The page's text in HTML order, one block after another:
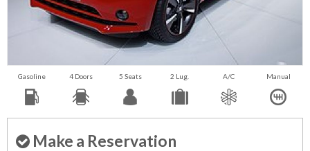
Gasoline 4 Doors 5 Seats 2 Lug. A/C Manual
Make a Reservation